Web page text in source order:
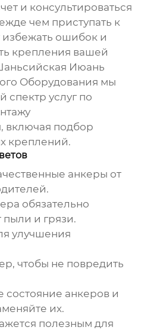
и консультироваться
чем приступать к
избежать ошибок и
крепления вашей
Июань
Оборудования мы
спектр услуг по
включая подбор
креплений.
анкеры от
обязательно
пыли и грязи.
улучшения
чтобы не повредить
состояние анкеров и
их.
полезным для